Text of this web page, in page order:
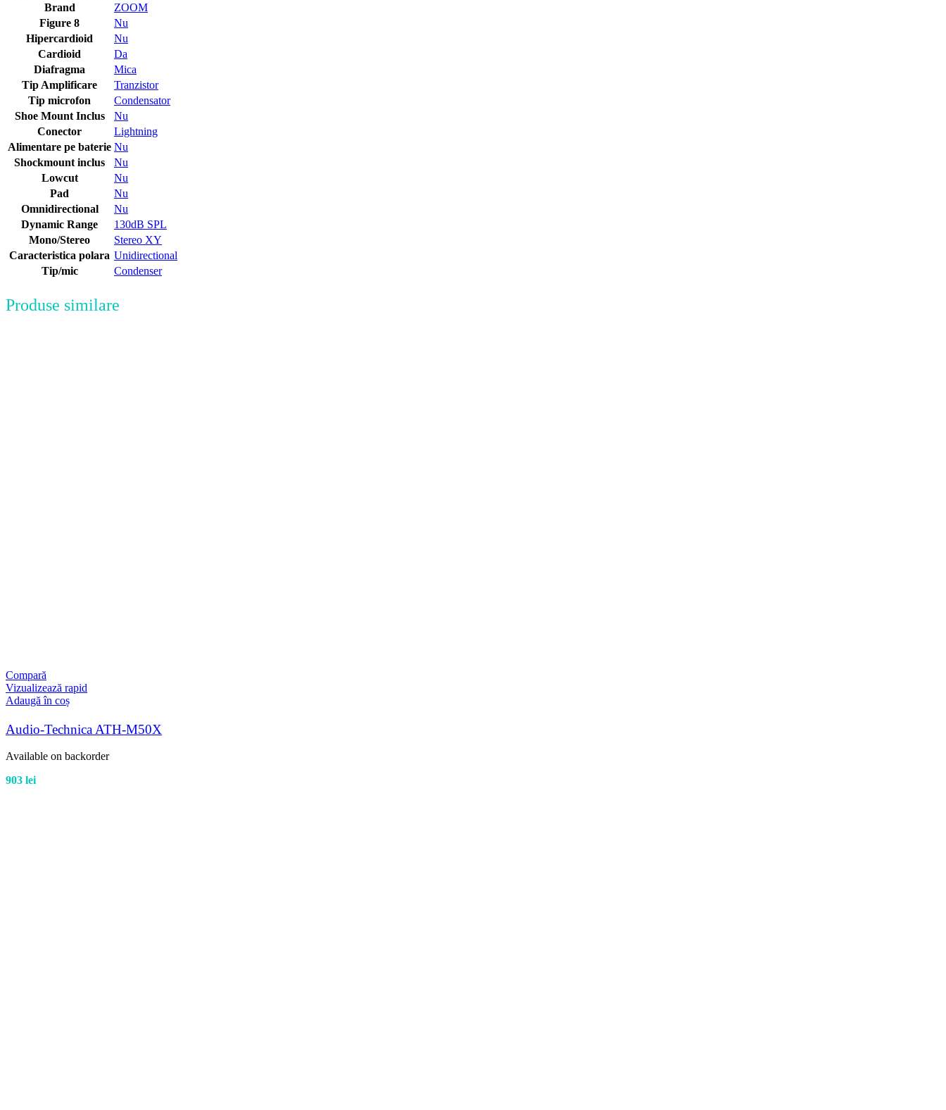
Brand
ZOOM
Figure 8
Nu
Hipercardioid
Nu
Cardioid
Da
Diafragma
Mica
Tip Amplificare
Tranzistor
Tip microfon
Condensator
Shoe Mount Inclus
Nu
Conector
Lightning
Alimentare pe baterie Nu
Shockmount inclus
Nu
Lowcut
Nu
Pad
Nu
Omnidirectional
Nu
Dynamic Range
130dB SPL
Mono/Stereo
Stereo XY
Caracteristica polara Unidirectional
Tip/mic
Condenser
Produse similare
Compară
Vizualizează rapid
Adaugă în coș
Audio-Technica ATH-M50X
Available on backorder
903 lei